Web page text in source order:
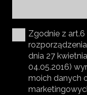
Zgodnie z art.6
dnia 27
04.05.2016)
moich danych